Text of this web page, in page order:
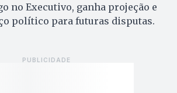
no Executivo, ganha projeção e
político para futuras disputas.